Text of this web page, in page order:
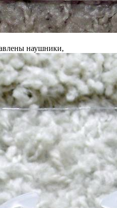
наушники,